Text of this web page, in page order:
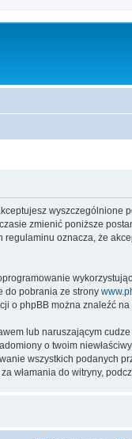
zmienić poniższe
oznacza, że
oprogramowanie
do pobrania ze strony
o phpBB można znaleźć na
lub naruszającym
o twoim
wszystkich podanych
włamania do witryny,